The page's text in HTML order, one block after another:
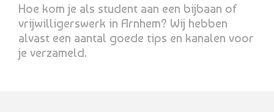
Hoe kom je als student aan een bijbaan of
vrijwilligerswerk in Arnhem? Wij hebben
alvast een aantal goede tips en kanalen voor
je verzameld.